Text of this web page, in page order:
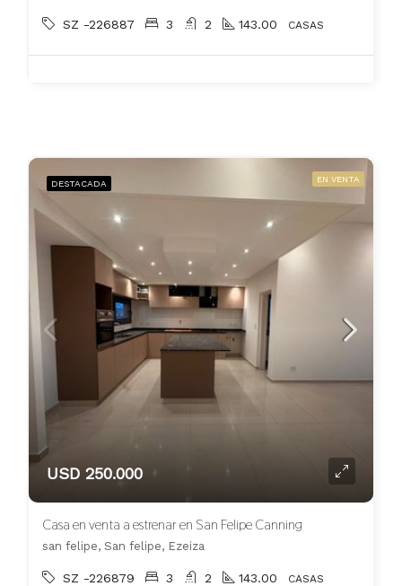
SZ -226887 3 2 143.00 CASAS
DESTACADA EN VENTA
USD 250.000
Casa en venta a estrenar en San Felipe Canning
san felipe, San felipe, Ezeiza
SZ -226879 3 2 143.00 CASAS